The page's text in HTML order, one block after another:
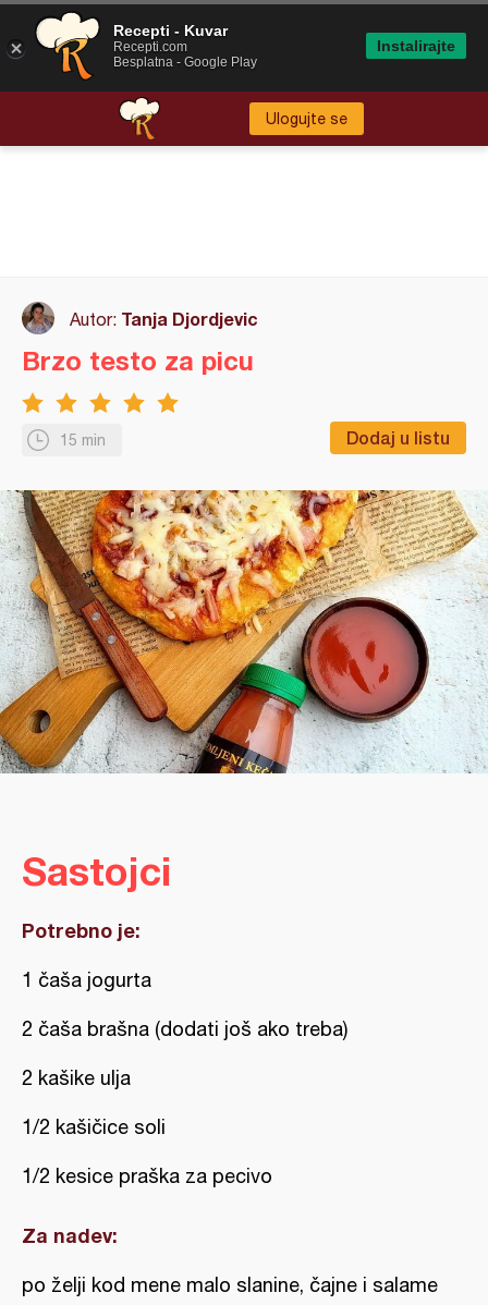
Ulogujte se
Autor: Tanja Djordjevic
15 min Dodaj u listu
Brzo testo za picu
Sastojci
Potrebno je:
1 čaša jogurta
2 čaša brašna (dodati još ako treba)
2 kašike ulja
1/2 kašičice soli
1/2 kesice praška za pecivo
Za nadev:
po želji kod mene malo slanine, čajne i salame
Recepti - Kuvar
Recepti.com
Besplatna - Google Play
Instalirajte